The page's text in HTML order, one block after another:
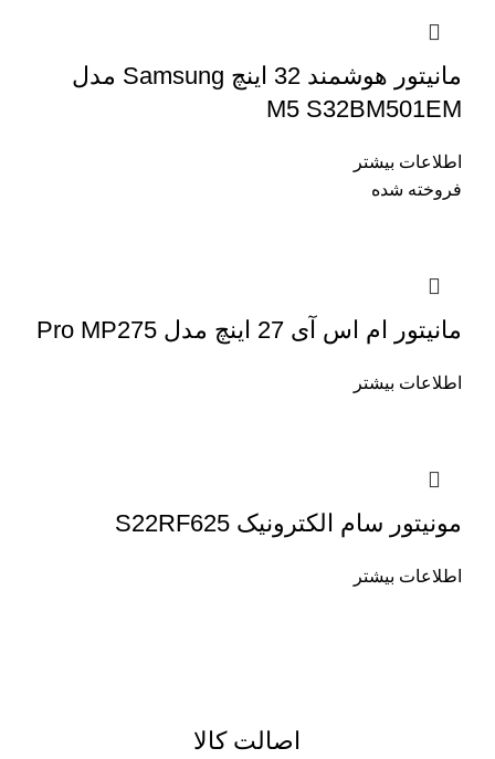
مانیتور هوشمند 32 اینچ Samsung مدل
M5 S32BM501EM
اطلاعات بیشتر
فروخته شده
مانیتور ام اس آی 27 اینچ مدل Pro MP275
اطلاعات بیشتر
مونیتور سام الکترونیک S22RF625
اطلاعات بیشتر
اصالت کالا